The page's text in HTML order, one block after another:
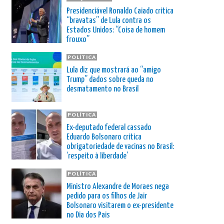
Presidenciável Ronaldo Caiado critica
“bravatas” de Lula contra os
Estados Unidos: “Coisa de homem
frouxo”
POLÍTICA
Lula diz que mostrará ao “amigo
Trump” dados sobre queda no
desmatamento no Brasil
POLÍTICA
Ex-deputado federal cassado
Eduardo Bolsonaro critica
obrigatoriedade de vacinas no Brasil:
‘respeito à liberdade’
POLÍTICA
Ministro Alexandre de Moraes nega
pedido para os filhos de Jair
Bolsonaro visitarem o ex-presidente
no Dia dos Pais